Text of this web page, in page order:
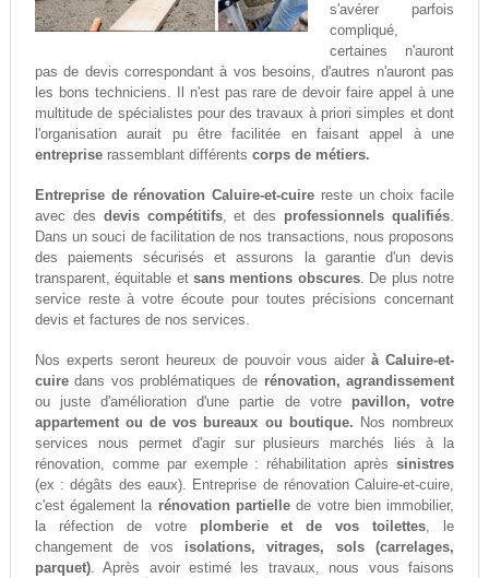
s'avérer parfois
compliqué,
certaines n'auront
pas de devis correspondant à vos besoins, d'autres n'auront pas
les bons techniciens. Il n'est pas rare de devoir faire appel à une
multitude de spécialistes pour des travaux à priori simples et dont
l'organisation aurait pu être facilitée en faisant appel à une
entrepriserassemblant différents corps de métiers.
Entreprise de rénovation Caluire-et-cuire reste un choix facile
avec des devis compétitifs, et des professionnels qualifiés.
Dans un souci de facilitation de nos transactions, nous proposons
des paiements sécurisés et assurons la garantie d'un devis
transparent, équitable etsans mentions obscures. De plus notre
service reste à votre écoute pour toutes précisions concernant
devis et factures de nos services.
Nos experts seront heureux de pouvoir vous aiderà Caluire-et-
cuiredans vos problématiques de rénovation, agrandissement
ou juste d'amélioration d'une partie de votre pavillon, votre
appartement ou de vos bureaux ou boutique. Nos nombreux
services nous permet d'agir sur plusieurs marchés liés à la
rénovation, comme par exemple : réhabilitation aprèssinistres
(ex : dégâts des eaux). Entreprise de rénovation Caluire-et-cuire,
c'est également la rénovation partielle de votre bien immobilier,
la réfection de votre plomberie et de vos toilettes, le
changement de vos isolations, vitrages, sols (carrelages,
parquet). Après avoir estimé les travaux, nous vous faisons